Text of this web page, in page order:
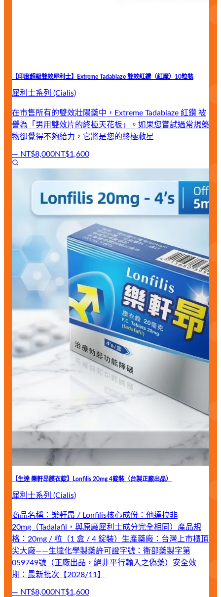
【印度超級雙效犀利士】Extreme Tadablaze 雙效紅鑽（紅魔）10粒裝
犀利士系列 (Cialis)
在市售所有的雙效壯陽藥中，Extreme Tadablaze 紅鑽 被
譽為「男用雙效片的終極天花板」。如果您嘗試過常規藥
物卻覺得不夠給力，它將是您的終極救星
— NT$8,000NT$1,600
【生達 樂軒昂膜衣錠】Lonfilis 20mg 4錠裝（台製正廠出品）
犀利士系列 (Cialis)
商品名稱：樂軒昂 / Lonfilis核心成份：他達拉非
20mg（Tadalafil，與原廠犀利士成分完全相同）產品規
格：20mg / 粒（1 盒 / 4 錠裝）生產藥廠：台灣上市櫃頂
尖大廠——生達化學製藥許可證字號：衛部藥製字第
059749號（正廠出品，絕非平行輸入之偽藥）安全效
期：最新批次【2028/11】
— NT$8,000NT$1,600